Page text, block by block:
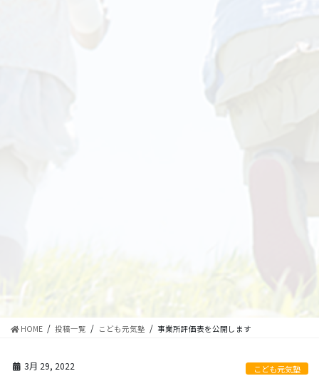
HOME 投稿一覧 こども元気塾 事業所評価表を公開します
3月 29, 2022 こども元気塾